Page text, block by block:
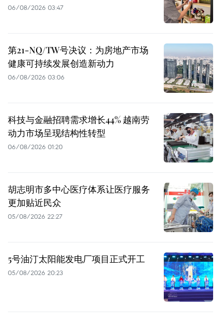
06/08/2026 03:47
第21-NQ/TW号决议：为房地产市场
健康可持续发展创造新动力
06/08/2026 03:06
科技与金融招聘需求增长44% 越南劳
动力市场呈现结构性转型
06/08/2026 01:20
胡志明市多中心医疗体系让医疗服务
更加贴近民众
05/08/2026 22:27
5号油汀太阳能发电厂项目正式开工
05/08/2026 20:23